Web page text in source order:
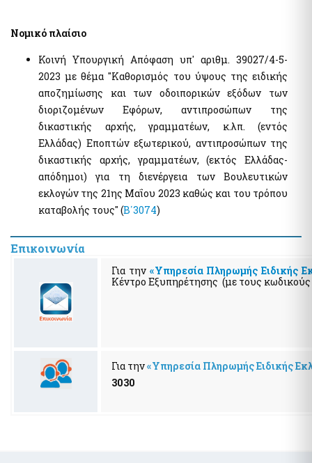
Νομικό πλαίσιο
Κοινή Υπουργική Απόφαση υπ' αριθμ. 39027/4-5-
2023 με θέμα "Καθορισμός του ύψους της ειδικής
αποζημίωσης και των οδοιπορικών εξόδων των
διοριζομένων Εφόρων, αντιπροσώπων της
δικαστικής αρχής, γραμματέων, κ.λπ. (εντός
Ελλάδας) Εποπτών εξωτερικού, αντιπροσώπων της
δικαστικής αρχής, γραμματέων, (εκτός Ελλάδας-
απόδημοι) για τη διενέργεια των Βουλευτικών
εκλογών της 21ης Μαΐου 2023 καθώς και του τρόπου
καταβολής τους" (Β΄3074)
Επικοινωνία
Για την «Υπηρεσία Πληρωμής Ειδικής
Κέντρο Εξυπηρέτησης (με τους κωδικούς
Για την«Υπηρεσία Πληρωμής Ειδικής
3030